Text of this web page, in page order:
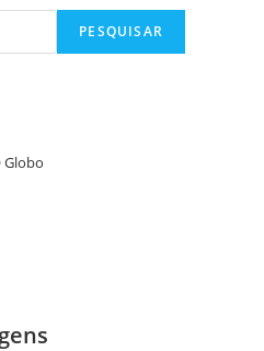
PESQUISAR
Globo